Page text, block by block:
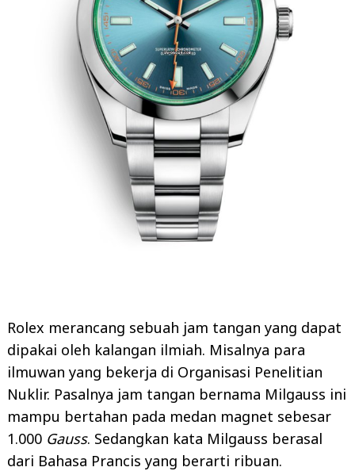
Rolex merancang sebuah jam tangan yang dapat
dipakai oleh kalangan ilmiah. Misalnya para
ilmuwan yang bekerja di Organisasi Penelitian
Nuklir. Pasalnya jam tangan bernama Milgauss ini
mampu bertahan pada medan magnet sebesar
1.000 Gauss. Sedangkan kata Milgauss berasal
dari Bahasa Prancis yang berarti ribuan.